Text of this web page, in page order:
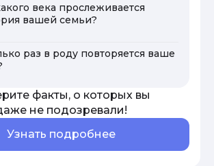
века прослеживается
вашей семьи?
раз в роду повторяется ваше
факты, о которых вы
не подозревали!
Узнать подробнее